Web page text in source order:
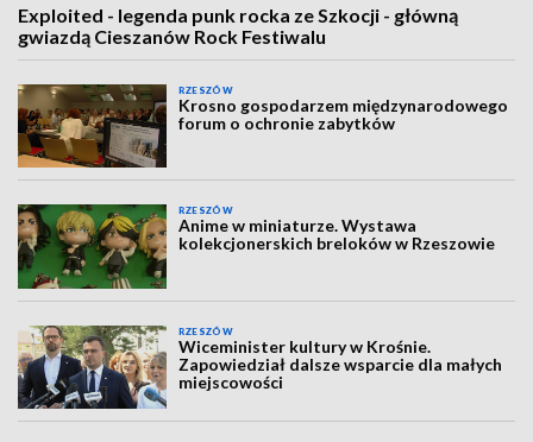
Exploited - legenda punk rocka ze Szkocji - główną
gwiazdą Cieszanów Rock Festiwalu
RZESZÓW
Krosno gospodarzem międzynarodowego
forum o ochronie zabytków
RZESZÓW
Anime w miniaturze. Wystawa
kolekcjonerskich breloków w Rzeszowie
RZESZÓW
Wiceminister kultury w Krośnie.
Zapowiedział dalsze wsparcie dla małych
miejscowości